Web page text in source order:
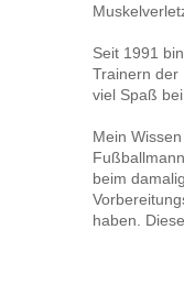
Seit 1991
Trainern der
viel Spaß
Mein
beim
haben.